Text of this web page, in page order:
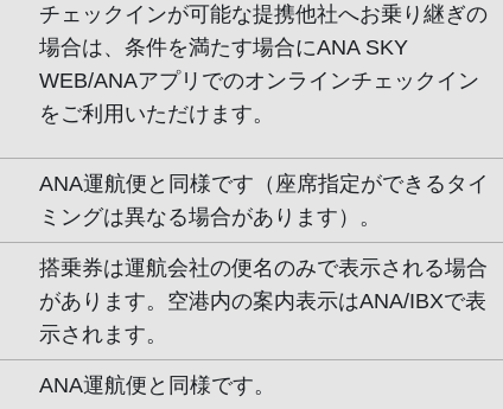
チェックインが可能な提携他社へお乗り継ぎの
場合は、条件を満たす場合にANA SKY
WEB/ANAアプリでのオンラインチェックイン
をご利用いただけます。
ANA運航便と同様です（座席指定ができるタイ
ミングは異なる場合があります）。
搭乗券は運航会社の便名のみで表示される場合
があります。空港内の案内表示はANA/IBXで表
示されます。
ANA運航便と同様です。